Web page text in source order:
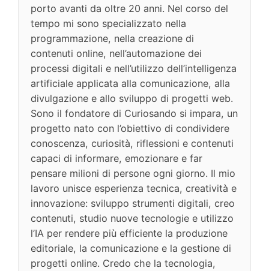
porto avanti da oltre 20 anni. Nel corso del
tempo mi sono specializzato nella
programmazione, nella creazione di
contenuti online, nell’automazione dei
processi digitali e nell’utilizzo dell’intelligenza
artificiale applicata alla comunicazione, alla
divulgazione e allo sviluppo di progetti web.
Sono il fondatore di Curiosando si impara, un
progetto nato con l’obiettivo di condividere
conoscenza, curiosità, riflessioni e contenuti
capaci di informare, emozionare e far
pensare milioni di persone ogni giorno. Il mio
lavoro unisce esperienza tecnica, creatività e
innovazione: sviluppo strumenti digitali, creo
contenuti, studio nuove tecnologie e utilizzo
l’IA per rendere più efficiente la produzione
editoriale, la comunicazione e la gestione di
progetti online. Credo che la tecnologia,